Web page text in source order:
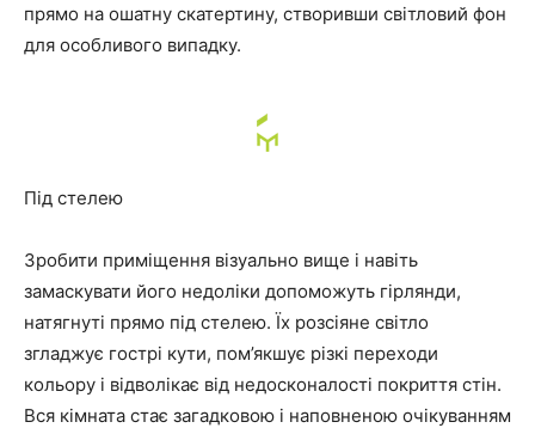
прямо на ошатну скатертину, створивши світловий фон
для особливого випадку.
Під стелею
Зробити приміщення візуально вище і навіть
замаскувати його недоліки допоможуть гірлянди,
натягнуті прямо під стелею. Їх розсіяне світло
згладжує гострі кути, пом’якшує різкі переходи
кольору і відволікає від недосконалості покриття стін.
Вся кімната стає загадковою і наповненою очікуванням